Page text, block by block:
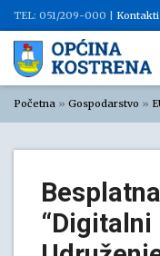
TEL: 051/209-000 | Kontakti
Početna » Gospodarstvo »